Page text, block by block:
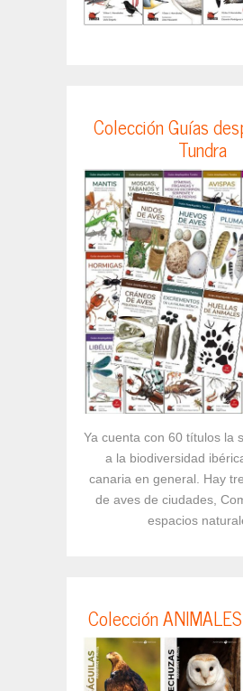
Colección Guías
Tundra
Ya cuenta con 60 títulos la
a la biodiversidad
canaria en general. Hay
de aves de ciudades,
espacios
Colección